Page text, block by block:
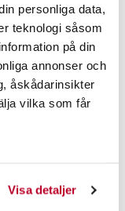
personliga data,
teknologi såsom
på din
annonser och
åskådarinsikter
vilka som får
Visa detaljer